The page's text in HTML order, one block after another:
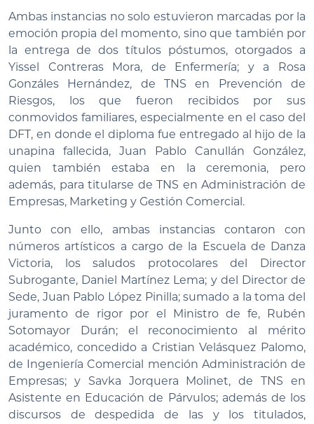
Ambas instancias no solo estuvieron marcadas por la
emoción propia del momento, sino que también por
la entrega de dos títulos póstumos, otorgados a
Yissel Contreras Mora, de Enfermería; y a Rosa
Gonzáles Hernández, de TNS en Prevención de
Riesgos, los que fueron recibidos por sus
conmovidos familiares, especialmente en el caso del
DFT, en donde el diploma fue entregado al hijo de la
unapina fallecida, Juan Pablo Canullán González,
quien también estaba en la ceremonia, pero
además, para titularse de TNS en Administración de
Empresas, Marketing y Gestión Comercial.
Junto con ello, ambas instancias contaron con
números artísticos a cargo de la Escuela de Danza
Victoria, los saludos protocolares del Director
Subrogante, Daniel Martínez Lema; y del Director de
Sede, Juan Pablo López Pinilla; sumado a la toma del
juramento de rigor por el Ministro de fe, Rubén
Sotomayor Durán; el reconocimiento al mérito
académico, concedido a Cristian Velásquez Palomo,
de Ingeniería Comercial mención Administración de
Empresas; y Savka Jorquera Molinet, de TNS en
Asistente en Educación de Párvulos; además de los
discursos de despedida de las y los titulados,